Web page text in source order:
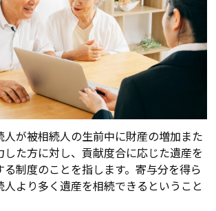
が被相続人の生前中に財産の増加また
した方に対し、貢献度合に応じた遺産を
制度のことを指します。寄与分を得ら
より多く遺産を相続できるということ